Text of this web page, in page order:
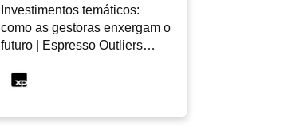
Investimentos temáticos:
como as gestoras enxergam o
futuro | Espresso Outliers